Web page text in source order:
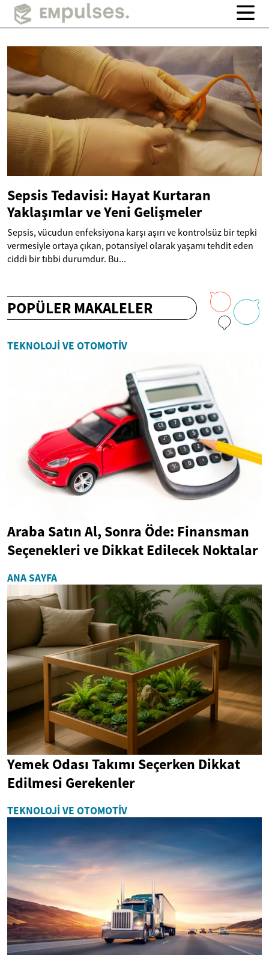
Sepsis Tedavisi: Hayat Kurtaran
Yaklaşımlar ve Yeni Gelişmeler
Sepsis, vücudun enfeksiyona karşı aşırı ve kontrolsüz bir tepki
vermesiyle ortaya çıkan, potansiyel olarak yaşamı tehdit eden
ciddi bir tıbbi durumdur. Bu...
POPÜLER MAKALELER
TEKNOLOJI VE OTOMOTIV
Araba Satın Al, Sonra Öde: Finansman
Seçenekleri ve Dikkat Edilecek Noktalar
ANA SAYFA
Yemek Odası Takımı Seçerken Dikkat
Edilmesi Gerekenler
TEKNOLOJI VE OTOMOTIV